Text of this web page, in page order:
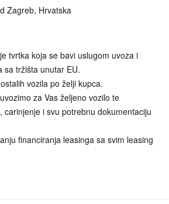
Zagreb, Hrvatska
tvrtka koja se bavi uslugom uvoza i
sa tržišta unutar EU.
vozila po želji kupca.
za Vas željeno vozilo te
carinjenje i svu potrebnu dokumentaciju
financiranja leasinga sa svim leasing